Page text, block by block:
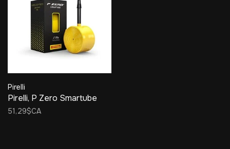
Pirelli
Pirelli, P Zero Smartube
51,29$CA